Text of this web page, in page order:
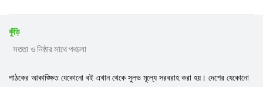
কুঁড়ি
সততা ও নিষ্ঠার সাথে পথচলা
পাঠকের আকাঙ্ক্ষিত যেকোনো বই এখান থেকে সুলভ মূল্যে সরবরাহ করা হয়। দেশের যেকোনো